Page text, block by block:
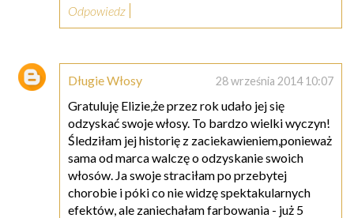
Odpowiedz
Długie Włosy 28 września 2014 10:07
Gratuluję Elizie,że przez rok udało jej się
odzyskać swoje włosy. To bardzo wielki wyczyn!
Śledziłam jej historię z zaciekawieniem,ponieważ
sama od marca walczę o odzyskanie swoich
włosów. Ja swoje straciłam po przebytej
chorobie i póki co nie widzę spektakularnych
efektów, ale zaniechałam farbowania - już 5